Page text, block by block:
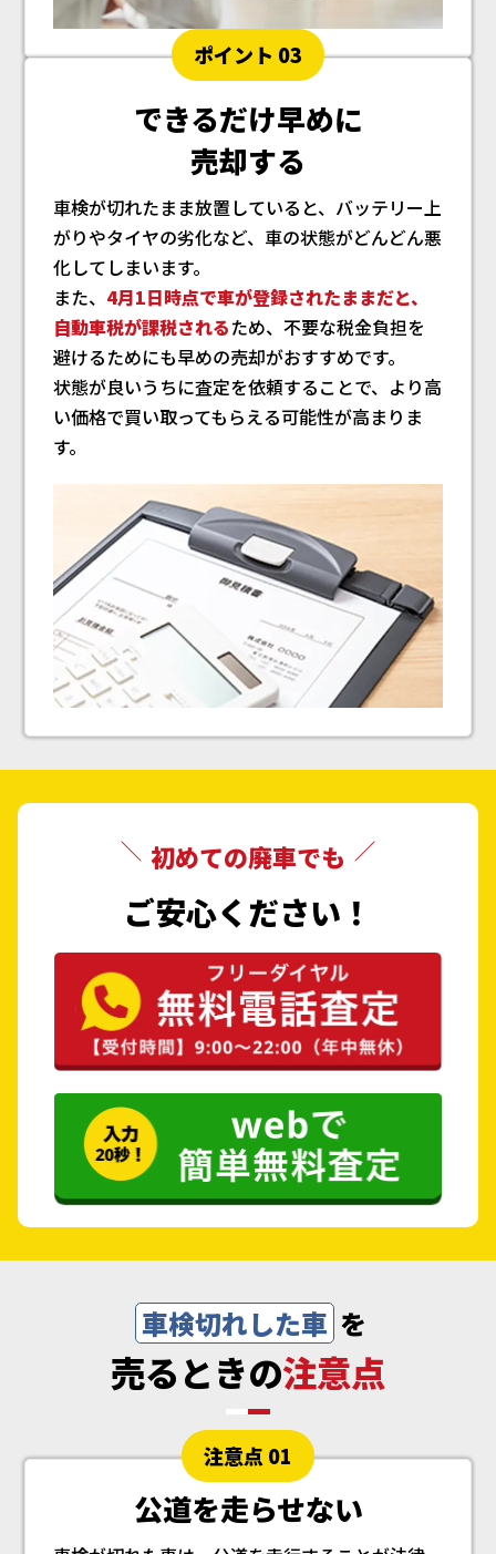
ポイント 03
できるだけ早めに
売却する
車検が切れたまま放置していると、バッテリー上
がりやタイヤの劣化など、車の状態がどんどん悪
化してしまいます。
また、 4月1日時点で車が登録されたままだと、
自動車税が課税されるため、不要な税金負担を
避けるためにも早めの売却がおすすめです。
状態が良いうちに査定を依頼することで、より高
い価格で買い取ってもらえる可能性が高まりま
す。
初めての廃車でも
ご安心ください！
車検切れした車 を
売るときの注意点
注意点 01
公道を走らせない